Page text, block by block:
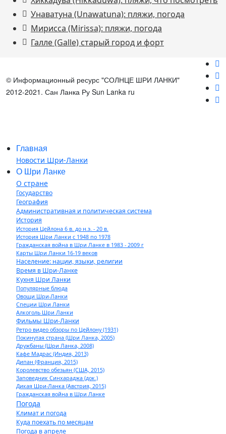
Унаватуна (Unawatuna): пляжи, погода
Мирисса (Mirissa): пляжи, погода
Галле (Galle) старый город и форт
© Информационный ресурс "СОЛНЦЕ ШРИ ЛАНКИ"
2012-2021. Сан Ланка Ру Sun Lanka ru
Главная
Новости Шри-Ланки
О Шри Ланке
О стране
Государство
География
Административная и политическая система
История
История Цейлона 6 в. до н.э. - 20 в.
История Шри Ланки с 1948 по 1978
Гражданская война в Шри Ланке в 1983 - 2009 г
Карты Шри Ланки 16-19 веков
Население: нации, языки, религии
Время в Шри-Ланке
Кухня Шри Ланки
Популярные блюда
Овощи Шри-Ланки
Специи Шри Ланки
Алкоголь Шри Ланки
Фильмы Шри-Ланки
Ретро видео обзоры по Цейлону (1931)
Покинутая страна (Шри Ланка, 2005)
Дружбаны (Шри Ланка, 2008)
Кафе Мадрас (Индия, 2013)
Дипан (Франция, 2015)
Королевство обезьян (США, 2015)
Заповедник Синхараджа (док.)
Дикая Шри-Ланка (Австрия, 2015)
Гражданская война в Шри Ланке
Погода
Климат и погода
Куда поехать по месяцам
Погода в апреле